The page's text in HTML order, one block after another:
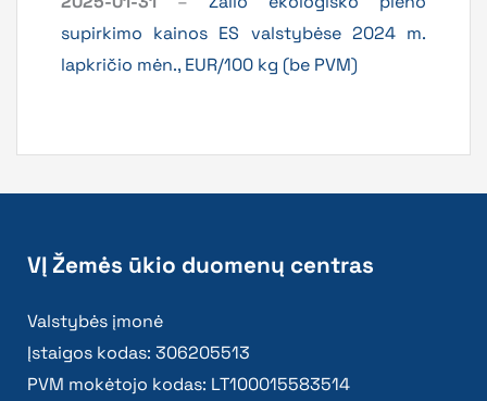
supirkimo kainos ES valstybėse 2024 m.
lapkričio mėn., EUR/100 kg (be PVM)
VĮ Žemės ūkio duomenų centras
Valstybės įmonė
Įstaigos kodas: 306205513
PVM mokėtojo kodas: LT100015583514